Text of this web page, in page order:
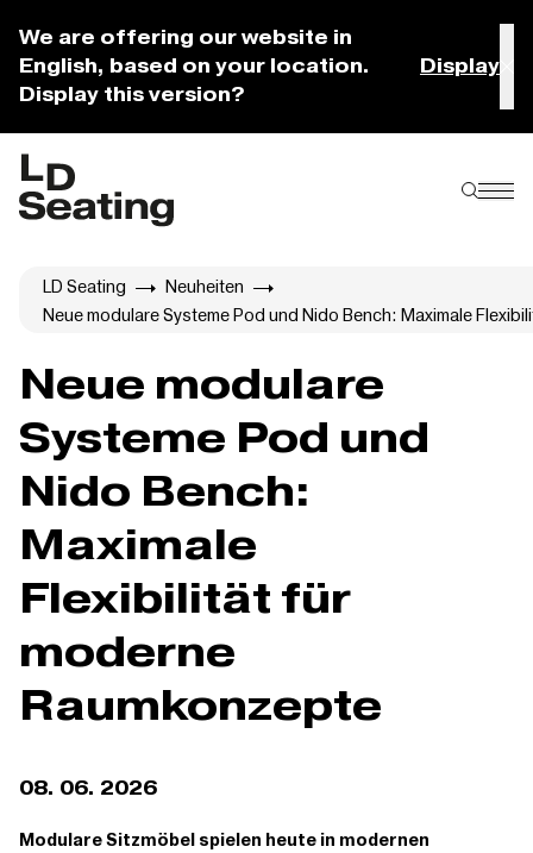
We are offering our website in
English, based on your location.
Display this version?
Display
LD Seating
Neuheiten
Neue modulare Systeme Pod und Nido Bench: Maximale
Neue modulare
Systeme Pod und
Nido Bench:
Maximale
Flexibilität für
moderne
Raumkonzepte
08. 06. 2026
Modulare Sitzmöbel spielen heute in modernen